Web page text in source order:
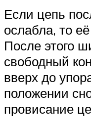
Если цепь
ослабла, то
После этого
свободный
вверх до
положении
провисание